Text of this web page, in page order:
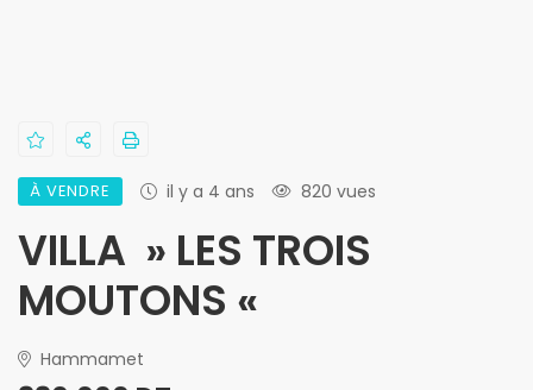
À VENDRE il y a 4 ans 820 vues
VILLA » LES TROIS
MOUTONS «
Hammamet